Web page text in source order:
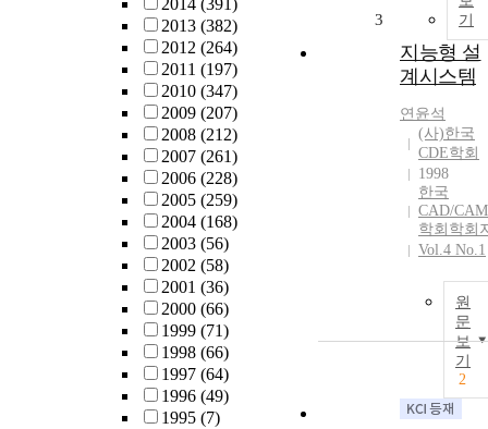
2014 (391)
2013 (382)
2012 (264)
2011 (197)
2010 (347)
2009 (207)
2008 (212)
2007 (261)
2006 (228)
2005 (259)
2004 (168)
2003 (56)
2002 (58)
2001 (36)
2000 (66)
1999 (71)
1998 (66)
1997 (64)
1996 (49)
1995 (7)
기
3
지능형 설
계시스템
연윤석
(사)한국
CDE학회
1998
한국
CAD/CAM
학회학회
Vol.4 No.1
원
문
보
기
2